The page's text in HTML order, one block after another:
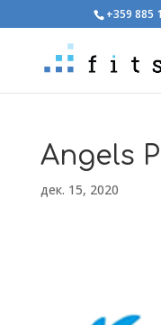
+359 885
Angels
дек. 15, 2020